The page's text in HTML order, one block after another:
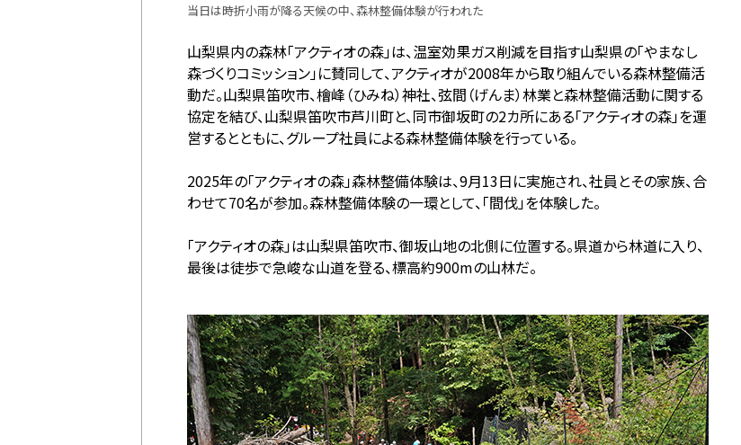
当日は時折小雨が降る天候の中、森林整備体験が行われた
山梨県内の森林「アクティオの森」は、温室効果ガス削減を目指す山梨県の「やまなし
森づくりコミッション」に賛同して、アクティオが2008年から取り組んでいる森林整備活
動だ。山梨県笛吹市、檜峰（ひみね）神社、弦間（げんま）林業と森林整備活動に関する
協定を結び、山梨県笛吹市芦川町と、同市御坂町の2カ所にある「アクティオの森」を運
営するとともに、グループ社員による森林整備体験を行っている。
2025年の「アクティオの森」森林整備体験は、9月13日に実施され、社員とその家族、合
わせて70名が参加。森林整備体験の一環として、「間伐」を体験した。
「アクティオの森」は山梨県笛吹市、御坂山地の北側に位置する。県道から林道に入り、
最後は徒歩で急峻な山道を登る、標高約900mの山林だ。